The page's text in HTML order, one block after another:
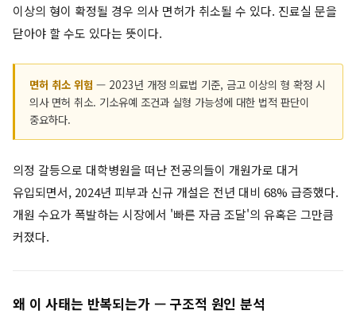
이상의 형이 확정될 경우 의사 면허가 취소될 수 있다. 진료실 문을
닫아야 할 수도 있다는 뜻이다.
면허 취소 위험 — 2023년 개정 의료법 기준, 금고 이상의 형 확정 시
의사 면허 취소. 기소유예 조건과 실형 가능성에 대한 법적 판단이
중요하다.
의정 갈등으로 대학병원을 떠난 전공의들이 개원가로 대거
유입되면서, 2024년 피부과 신규 개설은 전년 대비 68% 급증했다.
개원 수요가 폭발하는 시장에서 '빠른 자금 조달'의 유혹은 그만큼
커졌다.
왜 이 사태는 반복되는가 — 구조적 원인 분석